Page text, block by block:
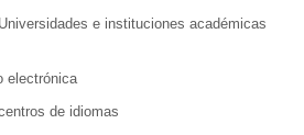
e instituciones académicas
electrónica
de idiomas